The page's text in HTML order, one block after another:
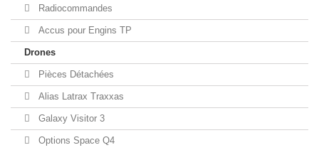
Radiocommandes
Accus pour Engins TP
Drones
Pièces Détachées
Alias Latrax Traxxas
Galaxy Visitor 3
Options Space Q4